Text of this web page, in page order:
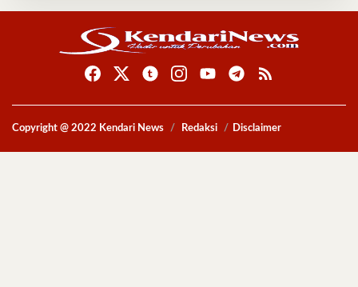
Copyright @ 2022 Kendari News Redaksi Disclaimer